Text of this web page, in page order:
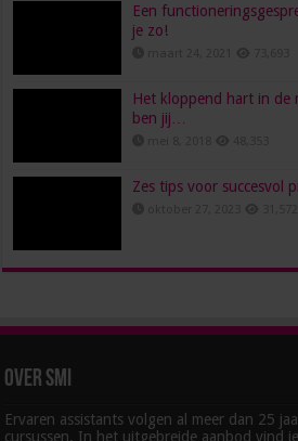
Een
je zo!
Het kloppend hart in de
ben jij…
Zes tips voor succesvol
Over SMI
Ervaren assistants volgen al meer dan 25
cursussen. In het uitgebreide aanbod vind